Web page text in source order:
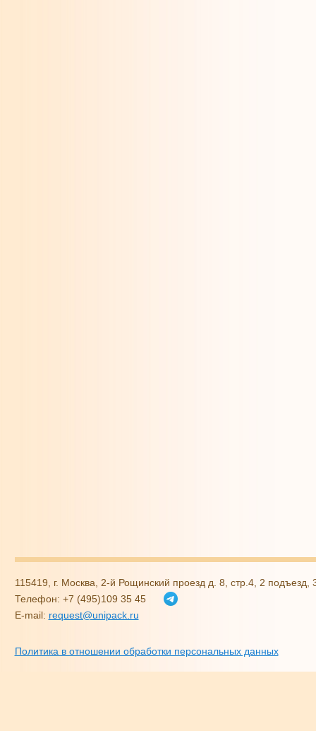
115419, г. Москва, 2-й Рощинский проезд д. 8, стр.4, 2
Телефон: +7 (495)109 35 45
E-mail: request@unipack.ru
Политика в отношении обработки персональных данных